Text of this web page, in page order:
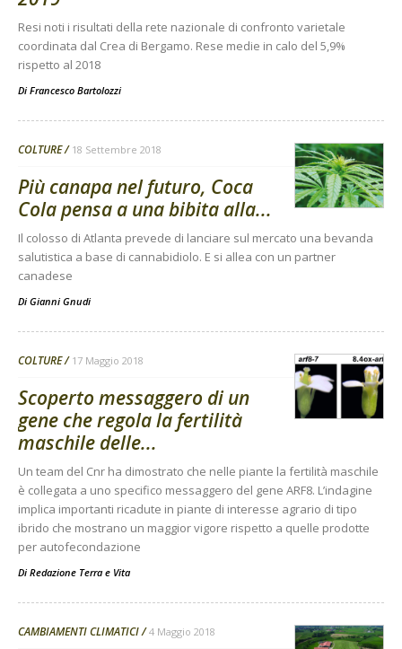
Resi noti i risultati della rete nazionale di confronto varietale
coordinata dal Crea di Bergamo. Rese medie in calo del 5,9%
rispetto al 2018
Di Francesco Bartolozzi
COLTURE 18 Settembre 2018
Più canapa nel futuro, Coca
Cola pensa a una bibita alla...
Il colosso di Atlanta prevede di lanciare sul mercato una bevanda
salutistica a base di cannabidiolo. E si allea con un partner
canadese
Di Gianni Gnudi
COLTURE 17 Maggio 2018
Scoperto messaggero di un
gene che regola la fertilità
maschile delle...
Un team del Cnr ha dimostrato che nelle piante la fertilità maschile
è collegata a uno specifico messaggero del gene ARF8. L’indagine
implica importanti ricadute in piante di interesse agrario di tipo
ibrido che mostrano un maggior vigore rispetto a quelle prodotte
per autofecondazione
Di Redazione Terra e Vita
CAMBIAMENTI CLIMATICI 4 Maggio 2018